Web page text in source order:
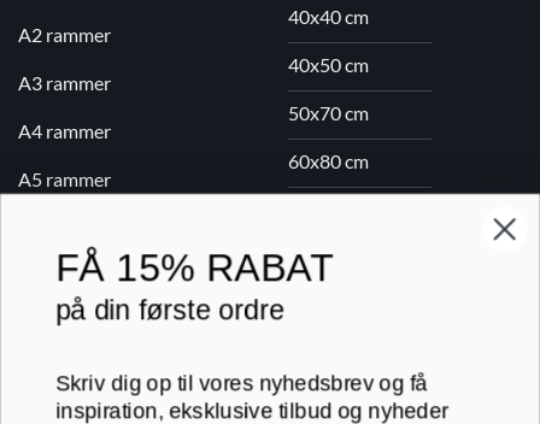
A2 rammer
A3 rammer
A4 rammer
A5 rammer
40x40 cm
40x50 cm
50x70 cm
60x80 cm
Printogrammer.dk · Navervej 21 · 8382 Hinnerup · CVR 40736166 ·
(+45) 8844 1630 · kundeservice@printogrammer.dk
© 2026 Printogrammer.dk
FÅ 15% RABAT
på din første ordre
Skriv dig op til vores nyhedsbrev og få
inspiration, eksklusive tilbud og nyheder